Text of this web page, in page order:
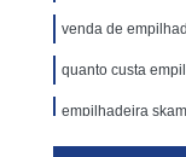
venda de
quanto custa
empilhadeira